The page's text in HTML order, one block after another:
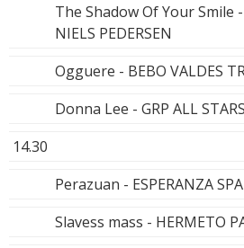
The Shadow Of Your Smile
NIELS PEDERSEN
Ogguere - BEBO VALDES
Donna Lee - GRP ALL
14.30
Perazuan - ESPERANZA
Slavess mass - HERMETO